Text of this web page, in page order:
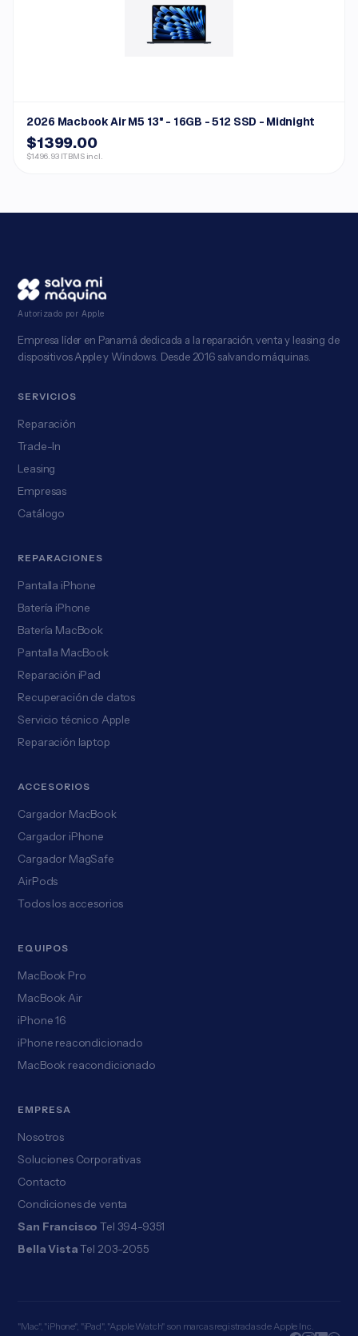
2026 Macbook Air M5 13" - 16GB - 512 SSD - Midnight
$1399.00
$1496.93 ITBMS incl.
Autorizado por Apple
Empresa líder en Panamá dedicada a la reparación, venta y leasing de
dispositivos Apple y Windows. Desde 2016 salvando máquinas.
SERVICIOS
Reparación
Trade-In
Leasing
Empresas
Catálogo
REPARACIONES
Pantalla iPhone
Batería iPhone
Batería MacBook
Pantalla MacBook
Reparación iPad
Recuperación de datos
Servicio técnico Apple
Reparación laptop
ACCESORIOS
Cargador MacBook
Cargador iPhone
Cargador MagSafe
AirPods
Todos los accesorios
EQUIPOS
MacBook Pro
MacBook Air
iPhone 16
iPhone reacondicionado
MacBook reacondicionado
EMPRESA
Nosotros
Soluciones Corporativas
Contacto
Condiciones de venta
San Francisco Tel 394-9351
Bella Vista Tel 203-2055
"Mac", "iPhone", "iPad", "Apple Watch" son marcas registradas de Apple Inc.